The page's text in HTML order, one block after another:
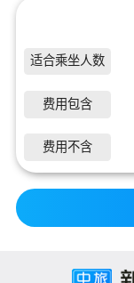
适合乘坐人数
费用包含
费用不含